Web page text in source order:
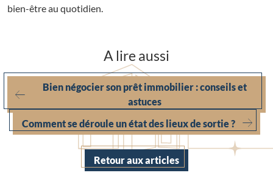
bien-être au quotidien.
A lire aussi
Bien négocier son prêt immobilier : conseils et
astuces
Comment se déroule un état des lieux de sortie ?
Retour aux articles